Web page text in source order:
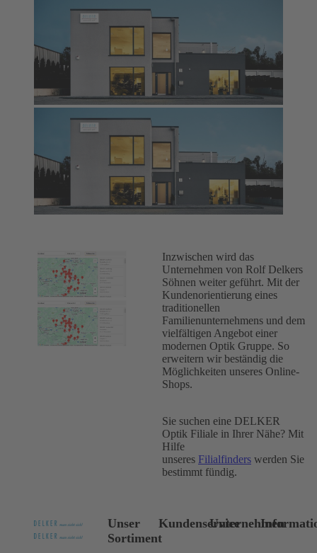
Inzwischen wird das
Unternehmen von Rolf Delkers
Söhnen weiter geführt. Mit der
Kundenorientierung eines
traditionellen
Familienunternehmens und dem
vielfältigen Angebot einer
modernen Optik Gruppe. So
erweitern wir beständig die
Möglichkeiten unseres Online-
Shops.
Sie suchen eine DELKER
Optik Filiale in Ihrer Nähe? Mit
Hilfe
unseres Filialfinders werden Sie
bestimmt fündig.
Unser
Sortiment
KundenserviceUnternehmen